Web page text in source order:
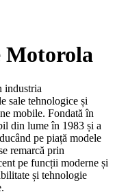
Motorola
industria
sale tehnologice și
mobile. Fondată în
din lume în 1983 și a
pe piață modele
remarcă prin
pe funcții moderne și
și tehnologie